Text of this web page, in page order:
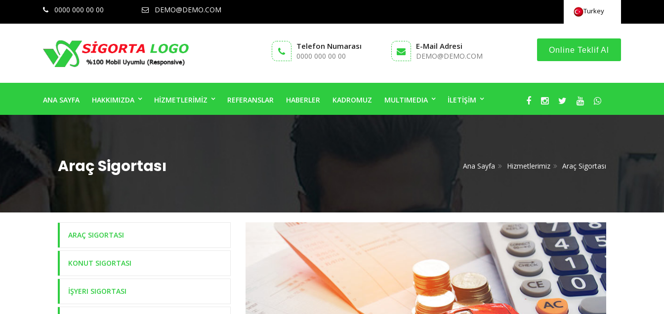
0000 000 00 00 DEMO@DEMO.COM Turkey
Telefon Numarası
0000 000 00 00
E-Mail Adresi
DEMO@DEMO.COM
Online Teklif Al
ANA SAYFA HAKKIMIZDA HİZMETLERİMİZ REFERANSLAR HABERLER KADROMUZ MULTIMEDIA İLETİŞİM
Araç Sigortası Ana Sayfa Hizmetlerimiz Araç Sigortası
ARAÇ SIGORTASI
KONUT SIGORTASI
İŞYERI SIGORTASI